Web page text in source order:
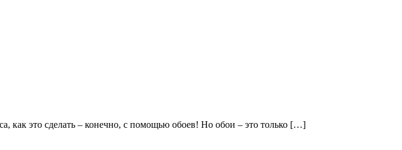
как это сделать – конечно, с помощью обоев! Но обои – это только […]